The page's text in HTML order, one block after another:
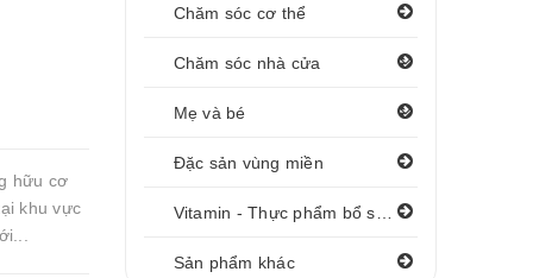
hữu cơ
khu vực
Chăm sóc cơ thể
Chăm sóc nhà cửa
Mẹ và bé
Đặc sản vùng miền
Sản phẩm khác